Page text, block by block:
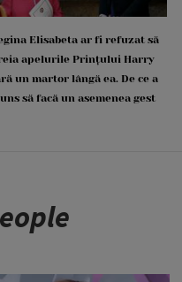
Elisabeta ar fi refuzat să
apelurile Prințului Harry
un martor lângă ea. De ce a
să facă un asemenea gest